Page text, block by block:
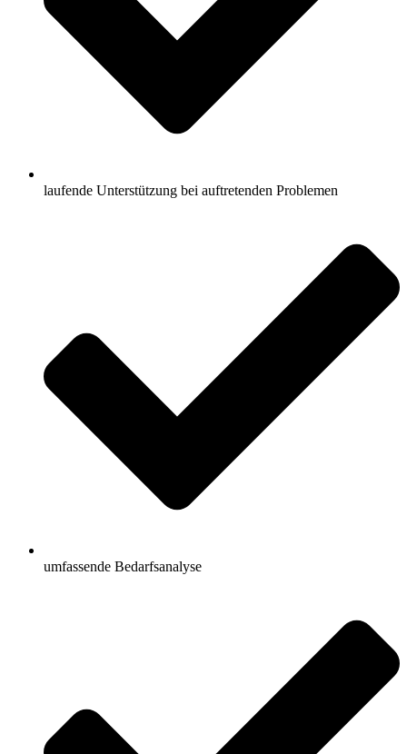
laufende Unterstützung bei auftretenden Problemen
umfassende Bedarfsanalyse